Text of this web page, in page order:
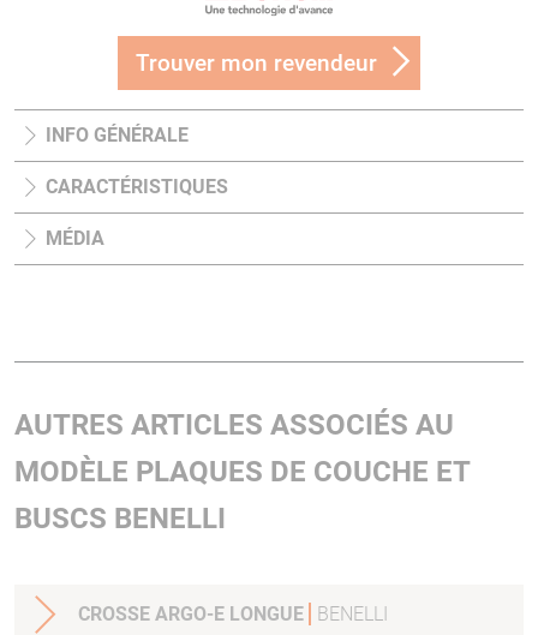
Trouver mon revendeur
INFO GÉNÉRALE
CARACTÉRISTIQUES
MÉDIA
AUTRES ARTICLES ASSOCIÉS AU
MODÈLE PLAQUES DE COUCHE ET
BUSCS BENELLI
CROSSE ARGO-E LONGUE BENELLI